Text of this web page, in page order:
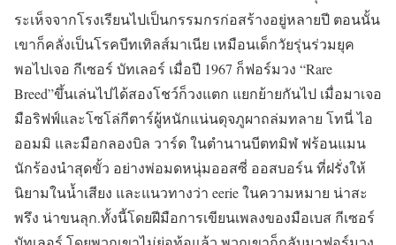
ระเห็จจากโรงเรียนไปเป็นกรรมกรก่อสร้างอยู่หลายปี ตอนนั้น
เขาก็คลั่งเป็นโรคบีทเทิลส์มาเนีย เหมือนเด็กวัยรุ่นร่วมยุค
พอไปเจอ กีเซอร์ บัทเลอร์ เมื่อปี 1967 ก็ฟอร์มวง “Rare
Breed”ขึ้นเล่นไปได้สองโชว์ก็วงแตก แยกย้ายกันไป เมื่อมาเจอ
มือริฟฟ์และโซโล่กีตาร์ผู้หนักแน่นดุจภูผาถล่มทลาย โทนี่ ไอ
ออมมิ และมือกลองบิล วาร์ด ในตำนานบีตทมิฬ ฟร้อนแมน
นักร้องนำสุดขั้ว อย่างพ่อมดหนุ่มออสซี่ ออสบอร์น ที่ฝรั่งให้
นิยามในน้ำเสียง และแนวทางว่า eerie ในความหมาย น่าสะ
พรึง น่าขนลุก.ทั้งนี้โดยฝีมือการเขียนเพลงของมือเบส กีเซอร์